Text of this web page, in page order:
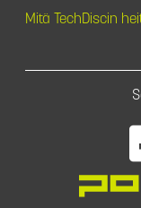
Mitä TechDiscin